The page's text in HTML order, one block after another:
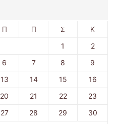
Π Π Σ Κ
1
2
6 7 8
9
13 14 15
16
20 21 22
23
27 28 29
30